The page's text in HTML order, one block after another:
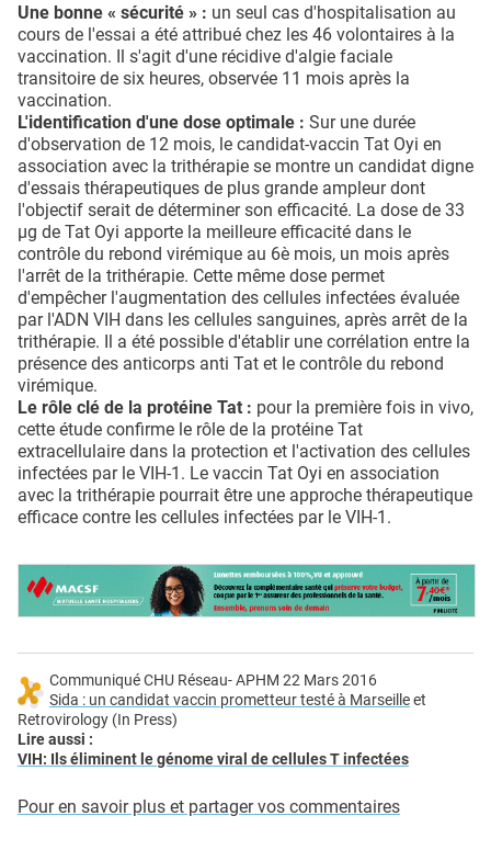
Une bonne « sécurité » : un seul cas d'hospitalisation au
cours de l'essai a été attribué chez les 46 volontaires à la
vaccination. Il s'agit d'une récidive d'algie faciale
transitoire de six heures, observée 11 mois après la
vaccination.
L'identification d'une dose optimale : Sur une durée
d'observation de 12 mois, le candidat-vaccin Tat Oyi en
association avec la trithérapie se montre un candidat digne
d'essais thérapeutiques de plus grande ampleur dont
l'objectif serait de déterminer son efficacité. La dose de 33
µg de Tat Oyi apporte la meilleure efficacité dans le
contrôle du rebond virémique au 6è mois, un mois après
l'arrêt de la trithérapie. Cette même dose permet
d'empêcher l'augmentation des cellules infectées évaluée
par l'ADN VIH dans les cellules sanguines, après arrêt de la
trithérapie. Il a été possible d'établir une corrélation entre la
présence des anticorps anti Tat et le contrôle du rebond
virémique.
Le rôle clé de la protéine Tat : pour la première fois in vivo,
cette étude confirme le rôle de la protéine Tat
extracellulaire dans la protection et l'activation des cellules
infectées par le VIH-1. Le vaccin Tat Oyi en association
avec la trithérapie pourrait être une approche thérapeutique
efficace contre les cellules infectées par le VIH-1.
Communiqué CHU Réseau- APHM 22 Mars 2016
Sida : un candidat vaccin prometteur testé à Marseilleet
Retrovirology (In Press)
Lire aussi :
VIH: Ils éliminent le génome viral de cellules T infectées
Pour en savoir plus et partager vos commentaires